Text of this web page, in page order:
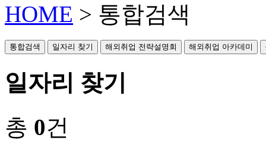
HOME > 통합검색
통합검색 일자리 찾기 해외취업 전략설명회 해외취업 아카데미
일자리 찾기
총 0건